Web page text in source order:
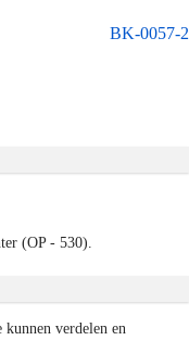
BK-0057-2
(OP - 530).
kunnen verdelen en